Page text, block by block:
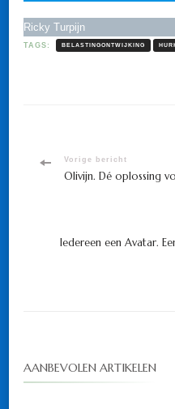
Ricky Turpijn
TAGS: BELASTINGONTWIJKING
Bericht
Vorige bericht
Olivijn. Dé oplossing
Iedereen een Avatar.
AANBEVOLEN ARTIKELEN